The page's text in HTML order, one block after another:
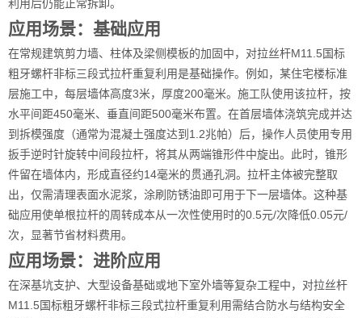
利用后仍能正常拆卸。
应用场景：基础应用
在常规建筑剪力墙、柱体及梁侧模板的加固中，对拉丝杆M11.5国标
粗牙螺杆非标三段式拉杆重复利用是基础操作。例如，某住宅楼标准
层施工中，每层墙体高度3米，厚度200毫米。施工队使用该拉杆，按
水平间距450毫米、垂直间距500毫米布置。在首层墙体浇筑完成并达
到拆模强度（通常为混凝土强度达到1.2兆帕）后，操作人员使用专用
扳手逆时针旋转中间段拉杆，将其从两端锥形件中旋出。此时，锥形
件留在墙体内，形成直径约14毫米的贯通孔洞。拉杆主体被完整取
出，仅需清理表面水泥浆，涂刷防锈油即可用于下一层墙体。这种基
础应用使单根拉杆的周转成本从一次性使用时的0.5元/次降低0.05元/
次，显著节省材料费用。
应用场景：进阶应用
在深基坑支护、大型设备基础或地下室外墙等复杂工程中，对拉丝杆
M11.5国标粗牙螺杆非标三段式拉杆重复利用需结合防水与结构安全